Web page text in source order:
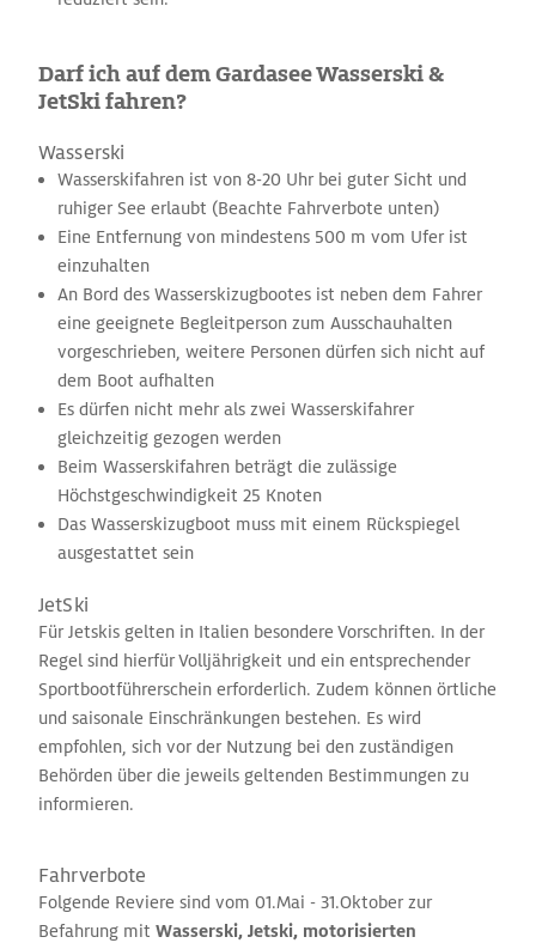
Darf ich auf dem Gardasee Wasserski &
JetSki fahren?
Wasserski
Wasserskifahren ist von 8-20 Uhr bei guter Sicht und
ruhiger See erlaubt (Beachte Fahrverbote unten)
Eine Entfernung von mindestens 500 m vom Ufer ist
einzuhalten
An Bord des Wasserskizugbootes ist neben dem Fahrer
eine geeignete Begleitperson zum Ausschauhalten
vorgeschrieben, weitere Personen dürfen sich nicht auf
dem Boot aufhalten
Es dürfen nicht mehr als zwei Wasserskifahrer
gleichzeitig gezogen werden
Beim Wasserskifahren beträgt die zulässige
Höchstgeschwindigkeit 25 Knoten
Das Wasserskizugboot muss mit einem Rückspiegel
ausgestattet sein
JetSki
Für Jetskis gelten in Italien besondere Vorschriften. In der
Regel sind hierfür Volljährigkeit und ein entsprechender
Sportbootführerschein erforderlich. Zudem können örtliche
und saisonale Einschränkungen bestehen. Es wird
empfohlen, sich vor der Nutzung bei den zuständigen
Behörden über die jeweils geltenden Bestimmungen zu
informieren.
Fahrverbote
Folgende Reviere sind vom 01.Mai - 31.Oktober zur
Befahrung mit Wasserski, Jetski, motorisierten